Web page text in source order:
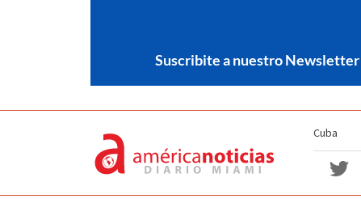
Suscribite a nuestro Newsletter
Cuba